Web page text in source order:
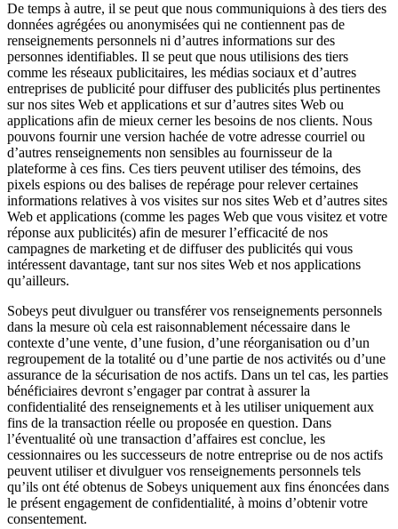
De temps à autre, il se peut que nous communiquions à des tiers des
données agrégées ou anonymisées qui ne contiennent pas de
renseignements personnels ni d’autres informations sur des
personnes identifiables. Il se peut que nous utilisions des tiers
comme les réseaux publicitaires, les médias sociaux et d’autres
entreprises de publicité pour diffuser des publicités plus pertinentes
sur nos sites Web et applications et sur d’autres sites Web ou
applications afin de mieux cerner les besoins de nos clients. Nous
pouvons fournir une version hachée de votre adresse courriel ou
d’autres renseignements non sensibles au fournisseur de la
plateforme à ces fins. Ces tiers peuvent utiliser des témoins, des
pixels espions ou des balises de repérage pour relever certaines
informations relatives à vos visites sur nos sites Web et d’autres sites
Web et applications (comme les pages Web que vous visitez et votre
réponse aux publicités) afin de mesurer l’efficacité de nos
campagnes de marketing et de diffuser des publicités qui vous
intéressent davantage, tant sur nos sites Web et nos applications
qu’ailleurs.
Sobeys peut divulguer ou transférer vos renseignements personnels
dans la mesure où cela est raisonnablement nécessaire dans le
contexte d’une vente, d’une fusion, d’une réorganisation ou d’un
regroupement de la totalité ou d’une partie de nos activités ou d’une
assurance de la sécurisation de nos actifs. Dans un tel cas, les parties
bénéficiaires devront s’engager par contrat à assurer la
confidentialité des renseignements et à les utiliser uniquement aux
fins de la transaction réelle ou proposée en question. Dans
l’éventualité où une transaction d’affaires est conclue, les
cessionnaires ou les successeurs de notre entreprise ou de nos actifs
peuvent utiliser et divulguer vos renseignements personnels tels
qu’ils ont été obtenus de Sobeys uniquement aux fins énoncées dans
le présent engagement de confidentialité, à moins d’obtenir votre
consentement.